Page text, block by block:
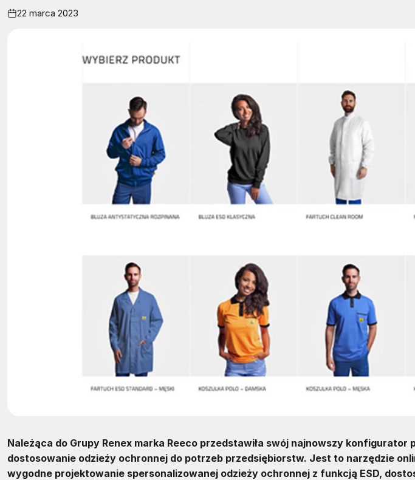
22 marca 2023
Należąca do Grupy Renex marka Reeco przedstawiła swój najnowszy konfigurator
dostosowanie odzieży ochronnej do potrzeb przedsiębiorstw. Jest to narzędzie
wygodne projektowanie spersonalizowanej odzieży ochronnej z funkcją ESD,